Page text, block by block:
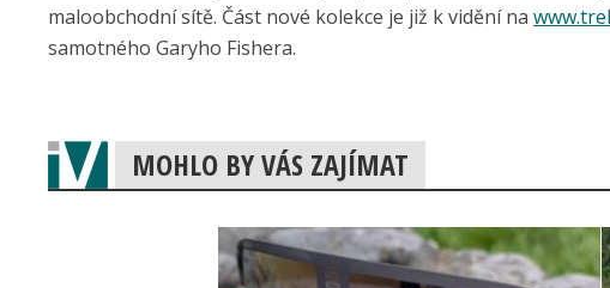
maloobchodní sítě. Část nové kolekce je již k vidění na
samotného Garyho Fishera.
MOHLO BY VÁS ZAJÍMAT